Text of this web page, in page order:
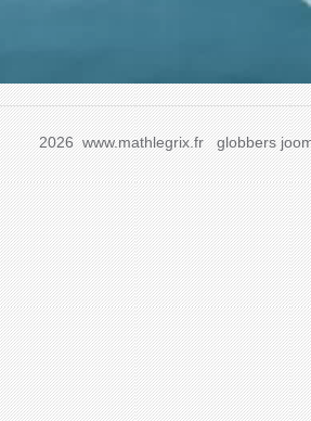
2026 www.mathlegrix.frglobbers